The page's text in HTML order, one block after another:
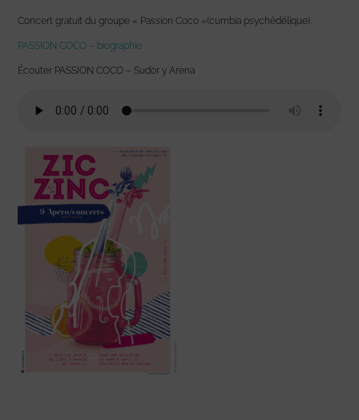
Concert gratuit du groupe « Passion Coco »(cumbia psychédélique).
PASSION COCO – biographie
Écouter PASSION COCO – Sudor y Arena